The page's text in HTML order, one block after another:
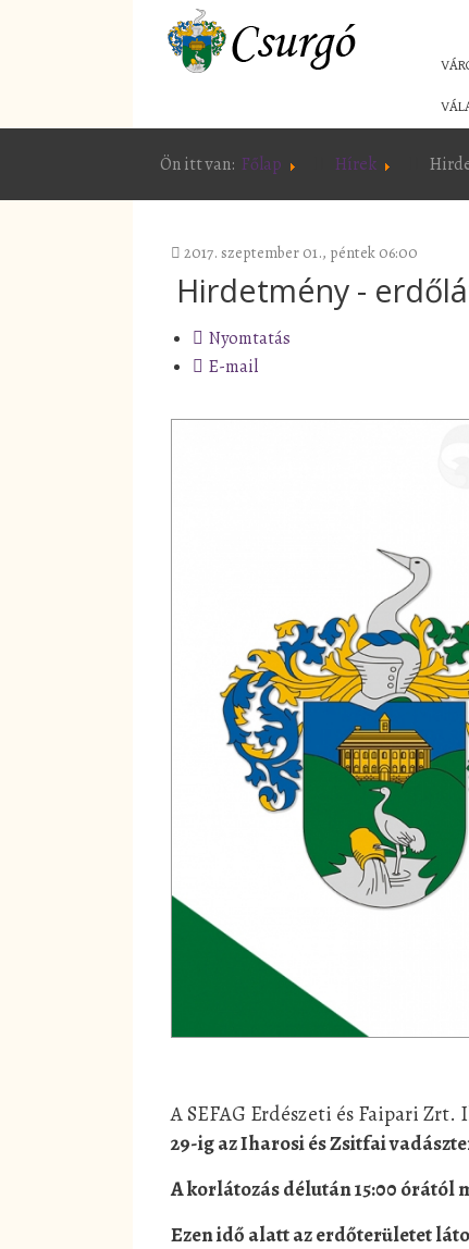
Ön itt van: Főlap Hírek
2017. szeptember 01., péntek 06:00
Hirdetmény -
Nyomtatás
E-mail
A SEFAG Erdészeti és Faipari Zrt.
29-ig az Iharosi és Zsitfai
A korlátozás délután 15:00 órától
Ezen idő alatt az erdőterületet